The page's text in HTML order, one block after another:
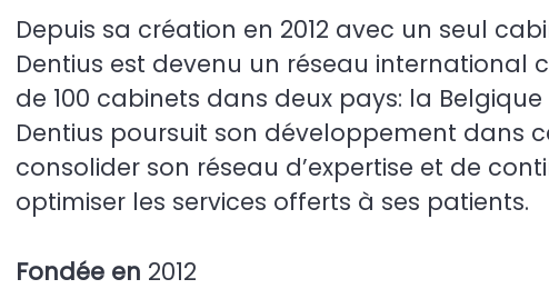
Depuis sa création en 2012 avec un seul
Dentius est devenu un réseau international
de 100 cabinets dans deux pays: la Belgique
Dentius poursuit son développement dans
consolider son réseau d’expertise et de
optimiser les services offerts à ses patients.
Fondée en 2012